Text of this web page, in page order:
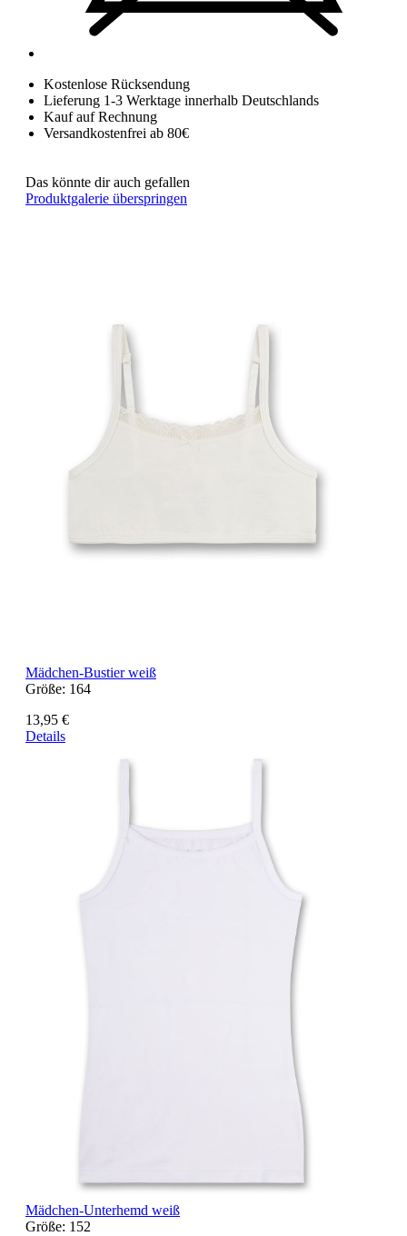
Kostenlose Rücksendung
Lieferung 1-3 Werktage innerhalb Deutschlands
Kauf auf Rechnung
Versandkostenfrei ab 80€
Das könnte dir auch gefallen
Produktgalerie überspringen
Mädchen-Bustier weiß
Größe: 164
13,95 €
Details
Mädchen-Unterhemd weiß
Größe: 152